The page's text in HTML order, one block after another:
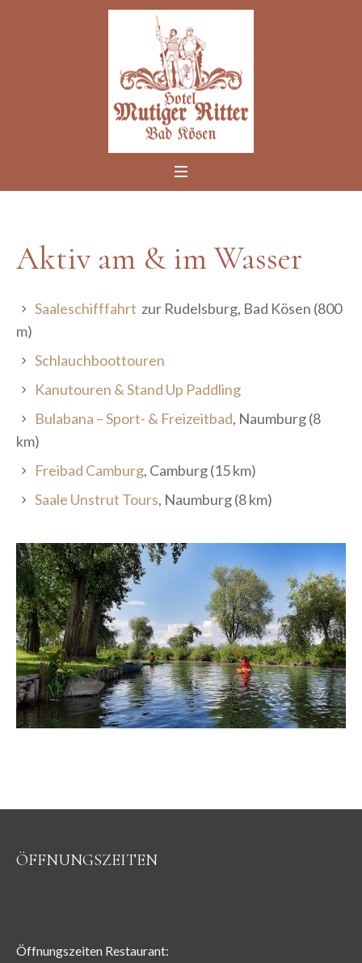
Aktiv am & im Wasser
Saaleschifffahrt zur Rudelsburg, Bad Kösen (800
m)
Schlauchboottouren
Kanutouren & Stand Up Paddling
Bulabana – Sport- & Freizeitbad, Naumburg (8
km)
Freibad Camburg, Camburg (15 km)
Saale Unstrut Tours, Naumburg (8 km)
ÖFFNUNGSZEITEN
Öffnungszeiten Restaurant: